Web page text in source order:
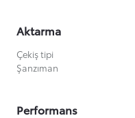
Aktarma
Çekiş tipi
Şanzıman
Performans